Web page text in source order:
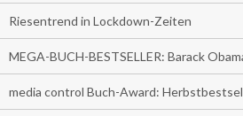
Riesentrend in Lockdown-Zeiten
MEGA-BUCH-BESTSELLER: Barack
media control Buch-Award: